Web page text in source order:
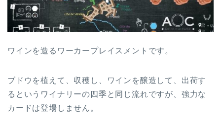
ワインを造るワーカープレイスメントです。
ブドウを植えて、収穫し、ワインを醸造して、出荷す
るというワイナリーの四季と同じ流れですが、強力な
カードは登場しません。